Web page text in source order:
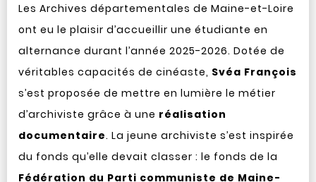
Les Archives départementales de Maine-et-Loire
ont eu le plaisir d’accueillir une étudiante en
alternance durant l’année 2025-2026. Dotée de
véritables capacités de cinéaste, Svéa François
s’est proposée de mettre en lumière le métier
d’archiviste grâce à une réalisation
documentaire. La jeune archiviste s’est inspirée
du fonds qu’elle devait classer : le fonds de la
Fédération du Parti communiste de Maine-